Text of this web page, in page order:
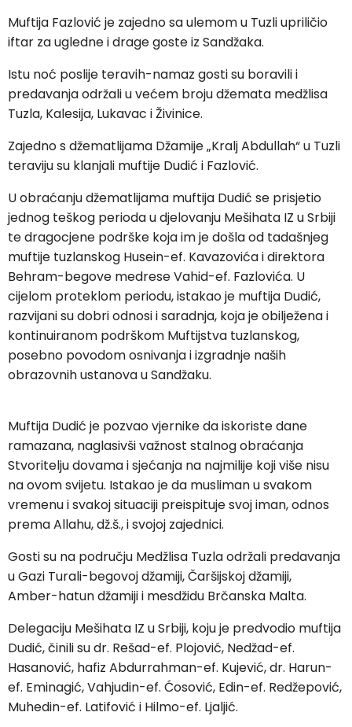
Muftija Fazlović je zajedno sa ulemom u Tuzli upriličio
iftar za ugledne i drage goste iz Sandžaka.
Istu noć poslije teravih-namaz gosti su boravili i
predavanja održali u većem broju džemata medžlisa
Tuzla, Kalesija, Lukavac i Živinice.
Zajedno s džematlijama Džamije „Kralj Abdullah“ u Tuzli
teraviju su klanjali muftije Dudić i Fazlović.
U obraćanju džematlijama muftija Dudić se prisjetio
jednog teškog perioda u djelovanju Mešihata IZ u Srbiji
te dragocjene podrške koja im je došla od tadašnjeg
muftije tuzlanskog Husein-ef. Kavazovića i direktora
Behram-begove medrese Vahid-ef. Fazlovića. U
cijelom proteklom periodu, istakao je muftija Dudić,
razvijani su dobri odnosi i saradnja, koja je obilježena i
kontinuiranom podrškom Muftijstva tuzlanskog,
posebno povodom osnivanja i izgradnje naših
obrazovnih ustanova u Sandžaku.
Muftija Dudić je pozvao vjernike da iskoriste dane
ramazana, naglasivši važnost stalnog obraćanja
Stvoritelju dovama i sjećanja na najmilije koji više nisu
na ovom svijetu. Istakao je da musliman u svakom
vremenu i svakoj situaciji preispituje svoj iman, odnos
prema Allahu, dž.š., i svojoj zajednici.
Gosti su na području Medžlisa Tuzla održali predavanja
u Gazi Turali-begovoj džamiji, Čaršijskoj džamiji,
Amber-hatun džamiji i mesdžidu Brčanska Malta.
Delegaciju Mešihata IZ u Srbiji, koju je predvodio muftija
Dudić, činili su dr. Rešad-ef. Plojović, Nedžad-ef.
Hasanović, hafiz Abdurrahman-ef. Kujević, dr. Harun-
ef. Eminagić, Vahjudin-ef. Ćosović, Edin-ef. Redžepović,
Muhedin-ef. Latifović i Hilmo-ef. Ljaljić.